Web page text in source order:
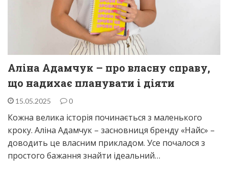
Аліна Адамчук – про власну справу,
що надихає планувати і діяти
15.05.2025 0
Кожна велика історія починається з маленького
кроку. Аліна Адамчук – засновниця бренду «Найс» –
доводить це власним прикладом. Усе почалося з
простого бажання знайти ідеальний…